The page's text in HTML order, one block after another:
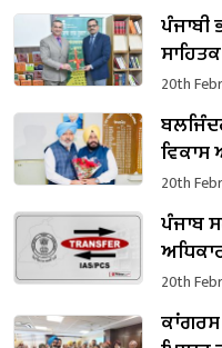
ਪੰਜਾਬੀ
20th
20th
ਪੰਜਾਬ
20th